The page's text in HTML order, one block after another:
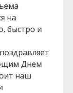
на
быстро и
Днем
наш